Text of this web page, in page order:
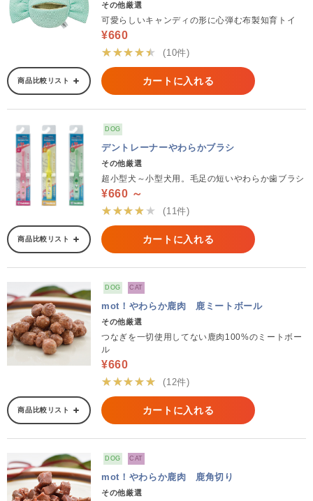
その他厳選
可愛らしいキャンディの形に心弾む布製知育トイ
¥660
★★★★★
(10件)
商品比較リスト カートに入れる
DOG
デントレーナーやわらかブラシ
その他厳選
超小型犬～小型犬用。毛足の短いやわらか歯ブラシ
¥660 ～
★★★★★
(11件)
商品比較リスト カートに入れる
DOG CAT
mot！やわらか鹿肉 鹿ミートボール
その他厳選
つなぎを一切使用してない鹿肉100%のミートボー
ル
¥660
★★★★★
(12件)
商品比較リスト カートに入れる
DOG CAT
mot！やわらか鹿肉 鹿角切り
その他厳選